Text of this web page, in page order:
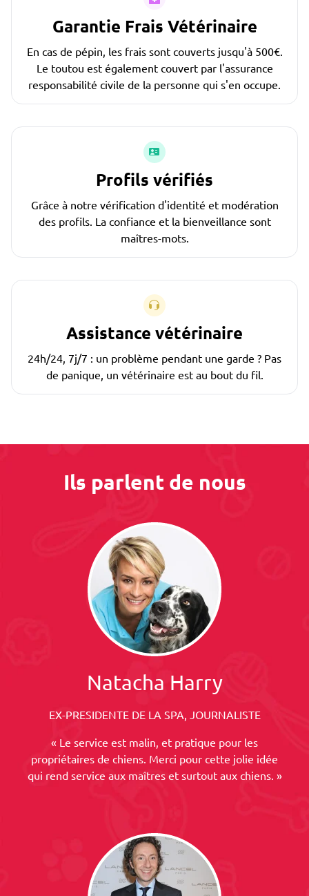
Garantie Frais Vétérinaire
En cas de pépin, les frais sont couverts jusqu'à 500€.
Le toutou est également couvert par l'assurance
responsabilité civile de la personne qui s'en occupe.
Profils vérifiés
Grâce à notre vérification d'identité et modération
des profils. La confiance et la bienveillance sont
maîtres-mots.
Assistance vétérinaire
24h/24, 7j/7 : un problème pendant une garde ? Pas
de panique, un vétérinaire est au bout du fil.
Ils parlent de nous
Natacha Harry
EX-PRESIDENTE DE LA SPA, JOURNALISTE
« Le service est malin, et pratique pour les
propriétaires de chiens. Merci pour cette jolie idée
qui rend service aux maîtres et surtout aux chiens. »